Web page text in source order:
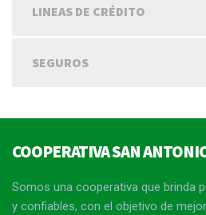
LINEAS DE CRÉDITO
SEGUROS
COOPERATIVA SAN
Somos una cooperativa que brinda
y confiables, con el objetivo de